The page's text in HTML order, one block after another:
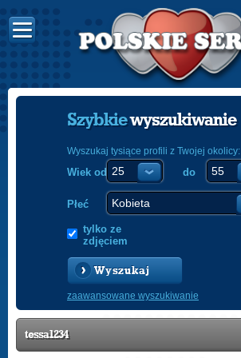
Szybkiewyszukiwanie
Wyszukaj tysiące profili z Twojej okolicy:
Wiek od do
Płeć
tylko ze
zdjęciem
Wyszukaj
zaawansowane wyszukiwanie
tessa1234